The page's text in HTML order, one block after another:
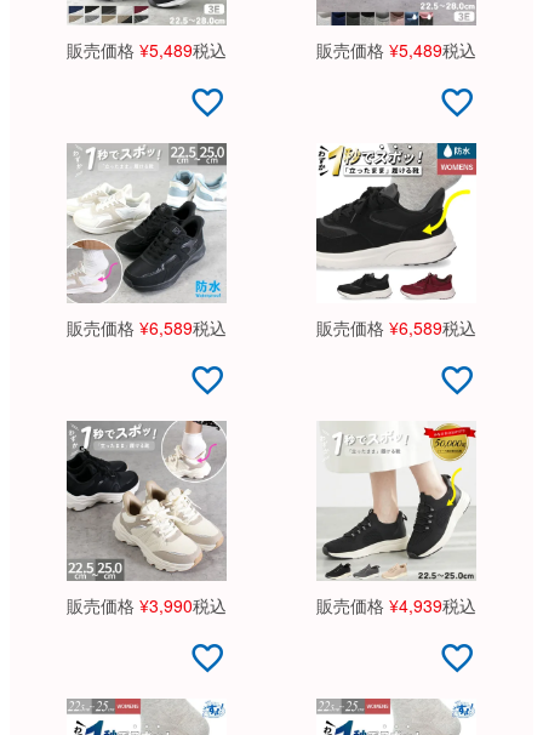
販売価格 ¥5,489税込 販売価格 ¥5,489税込
販売価格 ¥6,589税込 販売価格 ¥6,589税込
販売価格 ¥3,990税込 販売価格 ¥4,939税込